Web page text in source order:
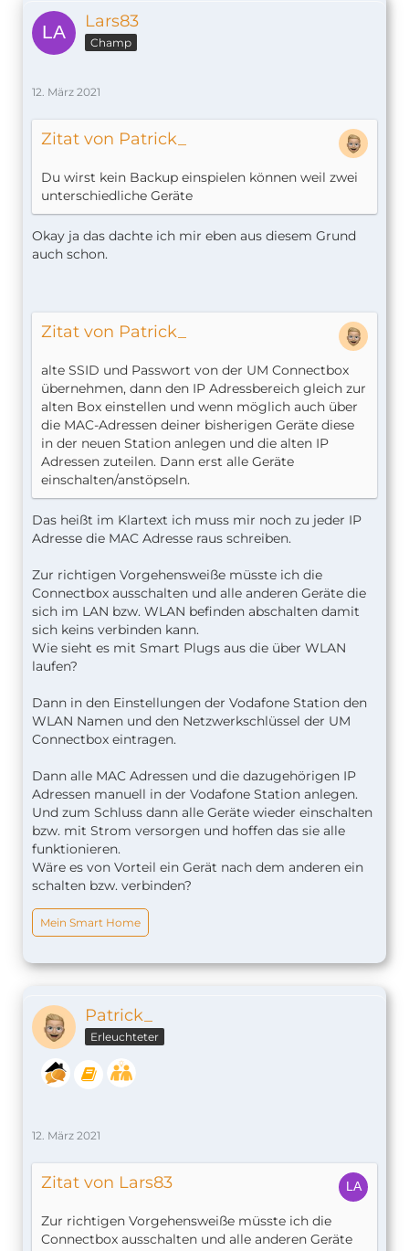
Lars83
Champ
12. März 2021
Zitat von Patrick_
Du wirst kein Backup einspielen können weil zwei
unterschiedliche Geräte
Okay ja das dachte ich mir eben aus diesem Grund
auch schon.
Zitat von Patrick_
alte SSID und Passwort von der UM Connectbox
übernehmen, dann den IP Adressbereich gleich zur
alten Box einstellen und wenn möglich auch über
die MAC-Adressen deiner bisherigen Geräte diese
in der neuen Station anlegen und die alten IP
Adressen zuteilen. Dann erst alle Geräte
einschalten/anstöpseln.
Das heißt im Klartext ich muss mir noch zu jeder IP
Adresse die MAC Adresse raus schreiben.
Zur richtigen Vorgehensweiße müsste ich die
Connectbox ausschalten und alle anderen Geräte die
sich im LAN bzw. WLAN befinden abschalten damit
sich keins verbinden kann.
Wie sieht es mit Smart Plugs aus die über WLAN
laufen?
Dann in den Einstellungen der Vodafone Station den
WLAN Namen und den Netzwerkschlüssel der UM
Connectbox eintragen.
Dann alle MAC Adressen und die dazugehörigen IP
Adressen manuell in der Vodafone Station anlegen.
Und zum Schluss dann alle Geräte wieder einschalten
bzw. mit Strom versorgen und hoffen das sie alle
funktionieren.
Wäre es von Vorteil ein Gerät nach dem anderen ein
schalten bzw. verbinden?
Mein Smart Home
Patrick_
Erleuchteter
12. März 2021
Zitat von Lars83
Zur richtigen Vorgehensweiße müsste ich die
Connectbox ausschalten und alle anderen Geräte